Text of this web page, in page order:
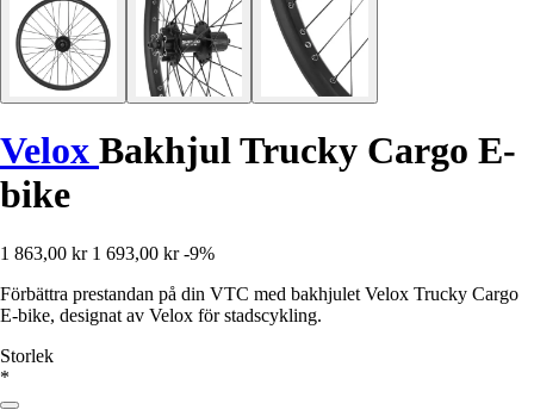
Velox Bakhjul Trucky Cargo E-
bike
1 863,00 kr 1 693,00 kr -9%
Förbättra prestandan på din VTC med bakhjulet Velox Trucky Cargo
E-bike, designat av Velox för stadscykling.
Storlek
*